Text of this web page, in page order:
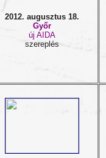
2012. augusztus 18.
Győr
új AIDA
szereplés